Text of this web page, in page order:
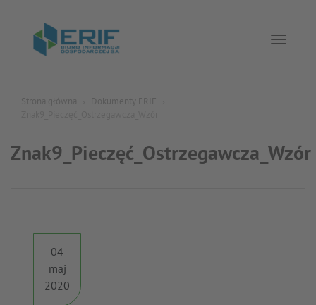
Strona główna
Dokumenty ERIF
Znak9_Pieczęć_Ostrzegawcza_Wzór
04
maj
2020